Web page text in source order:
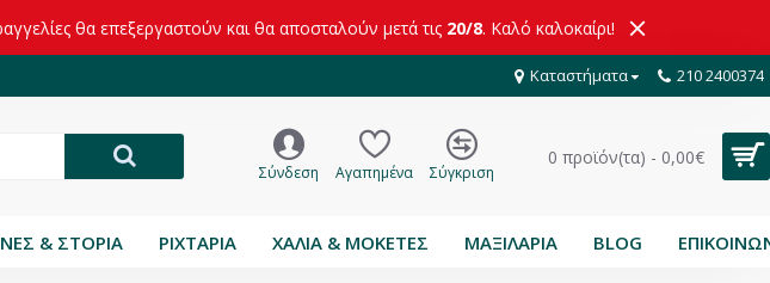
θα επεξεργαστούν και θα αποσταλούν μετά τις 20/8. Καλό καλοκαίρι!
Καταστήματα 210 2400374
Σύνδεση Αγαπημένα Σύγκριση
0 προϊόν(τα) - 0,00€
& ΣΤΟΡΙΑ ΡΙΧΤΑΡΙΑ ΧΑΛΙΑ & ΜΟΚΕΤΕΣ ΜΑΞΙΛΑΡΙΑ BLOG